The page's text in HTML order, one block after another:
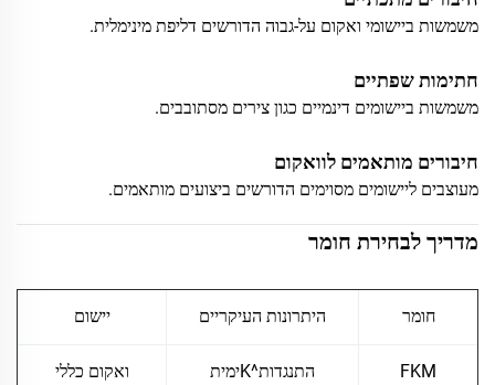
משמשות ביישומי ואקום על-גבוה הדורשים דליפת מינימלית.
חתימות שפתיים
משמשות ביישומים דינמיים כגון צירים מסתובבים.
חיבורים מותאמים לוואקום
מעוצבים ליישומים מסוימים הדורשים ביצועים מותאמים.
מדריך לבחירת חומר
חומר היתרונות העיקריים יישום
FKM התנגדות^Kימית ואקום כללי